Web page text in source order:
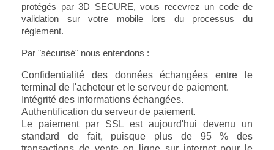
protégés par 3D SECURE, vous recevrez un code de
validation sur votre mobile lors du processus du
règlement.
Par "sécurisé" nous entendons :
Confidentialité des données échangées entre le
terminal de l'acheteur et le serveur de paiement.
Intégrité des informations échangées.
Authentification du serveur de paiement.
Le paiement par SSL est aujourd'hui devenu un
standard de fait, puisque plus de 95 % des